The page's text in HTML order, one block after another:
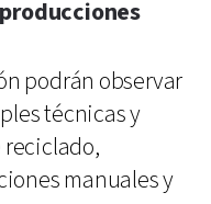
podrán observar
técnicas y
manuales y